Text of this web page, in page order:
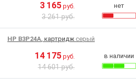
3 165 руб.
3 261 руб.
нет
HP B3P24A, картридж серый
14 175 руб.
14 601 руб.
в наличии